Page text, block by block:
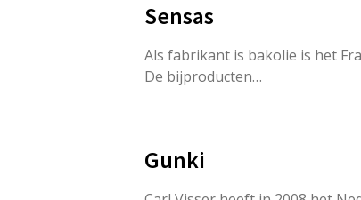
Sensas
Als fabrikant is bakolie is het
De bijproducten…
Gunki